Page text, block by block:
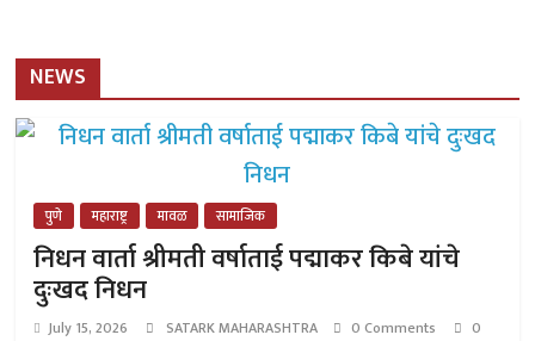
NEWS
पुणे महाराष्ट्र मावळ सामाजिक
निधन वार्ता श्रीमती वर्षाताई पद्माकर किबे यांचे
दुःखद निधन
July 15, 2026 SATARK MAHARASHTRA 0 Comments
0